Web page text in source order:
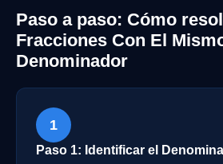
Paso a paso: Cómo
Fracciones Con El
Denominador
1
Paso 1: Identificar el